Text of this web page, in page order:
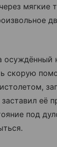
мягкие
осуждённый
скорую
её
под